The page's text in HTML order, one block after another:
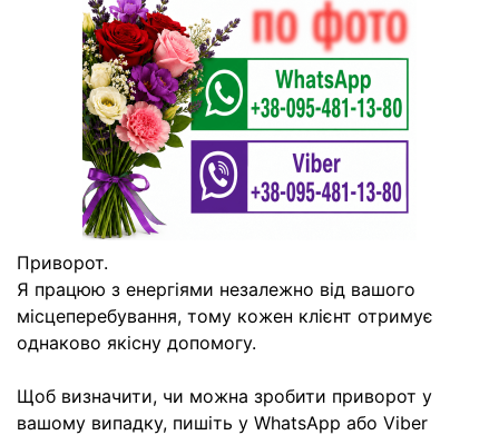
Приворот.
Я працюю з енергіями незалежно від вашого
місцеперебування, тому кожен клієнт отримує
однаково якісну допомогу.
Щоб визначити, чи можна зробити приворот у
вашому випадку, пишіть у WhatsApp або Viber